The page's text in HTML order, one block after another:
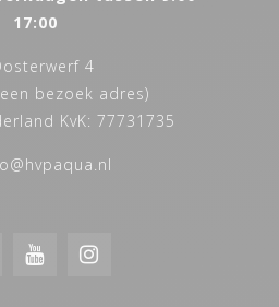
17:00
4
bezoek adres)
KvK: 77731735